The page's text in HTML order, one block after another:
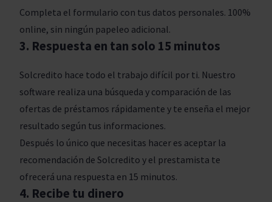
Completa el formulario con tus datos personales. 100%
online, sin ningún papeleo adicional.
3. Respuesta en tan solo 15 minutos
Solcredito hace todo el trabajo difícil por ti. Nuestro
software realiza una búsqueda y comparación de las
ofertas de préstamos rápidamente y te enseña el mejor
resultado según tus informaciones.
Después lo único que necesitas hacer es aceptar la
recomendación de Solcredito y el prestamista te
ofrecerá una respuesta en 15 minutos.
4. Recibe tu dinero